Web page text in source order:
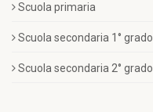
Scuola primaria
Scuola secondaria 1° grado
Scuola secondaria 2° grado